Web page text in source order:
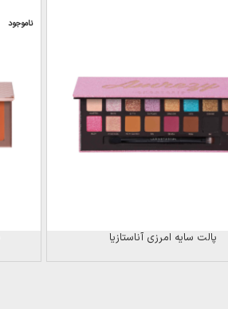
پالت سایه امرزی آناستازیا
ناموجود